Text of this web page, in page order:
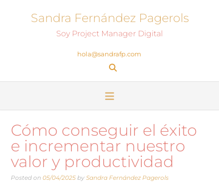
Sandra Fernández Pagerols
Soy Project Manager Digital
hola@sandrafp.com
Cómo conseguir el éxito
e incrementar nuestro
valor y productividad
Posted on 05/04/2025 by Sandra Fernández Pagerols